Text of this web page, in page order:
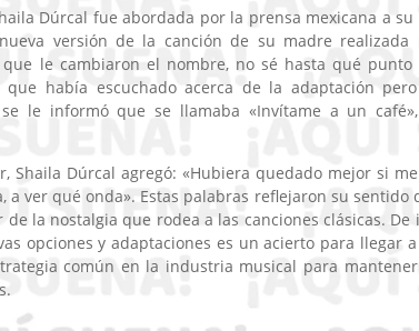
Dúrcal fue abordada por la prensa mexicana a
versión de la canción de su madre
que le cambiaron el nombre, no sé hasta qué
que había escuchado acerca de la adaptación
le informó que se llamaba «Invítame a un
Shaila Dúrcal agregó: «Hubiera quedado mejor si
a ver qué onda». Estas palabras reflejaron su
de la nostalgia que rodea a las canciones clásicas.
opciones y adaptaciones es un acierto para llegar
común en la industria musical para